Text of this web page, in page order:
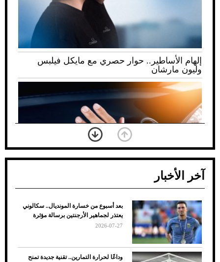
إلهام الأساطير.. حوار حصري مع مايكل فيلبس
وليون مارشان
ضعف تبريد مكيف السيارة عند الوقوف.. أشهر
الأسباب والحلول
آخر الأخبار
بعد أسبوع من خسارة المونديال.. سكالوني
يعتذر لجماهير الأرجنتين برسالة مؤثرة
2026-07-27
وداعًا لحرارة التمارين.. تقنية جديدة تمنح